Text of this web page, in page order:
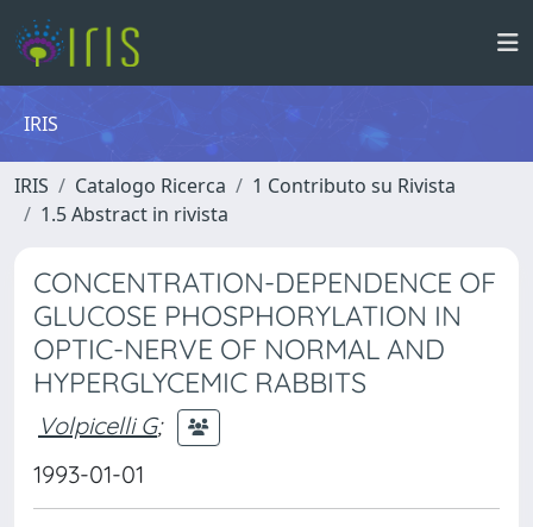
IRIS
IRIS Catalogo Ricerca
1 Contributo su Rivista
1.5 Abstract in rivista
CONCENTRATION-DEPENDENCE OF
GLUCOSE PHOSPHORYLATION IN
OPTIC-NERVE OF NORMAL AND
HYPERGLYCEMIC RABBITS
Volpicelli G;
1993-01-01